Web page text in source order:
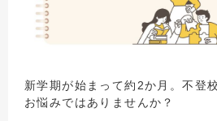
新学期が始まって約2か月。不登
お悩みではありませんか？